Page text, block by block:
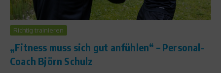
Richtig trainieren
„Fitness muss sich gut anfühlen“ – Personal-
Coach Björn Schulz